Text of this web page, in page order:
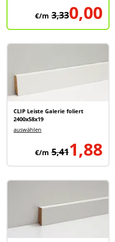
0,00
€/m 3,33
CLIP Leiste Galerie foliert
2400x58x19
auswählen
1,88
€/m 5,41